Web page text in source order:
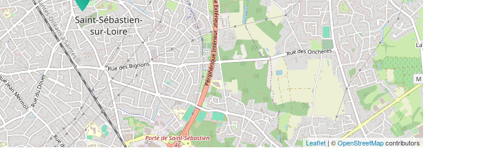
Leaflet | ©OpenStreetMapcontributors